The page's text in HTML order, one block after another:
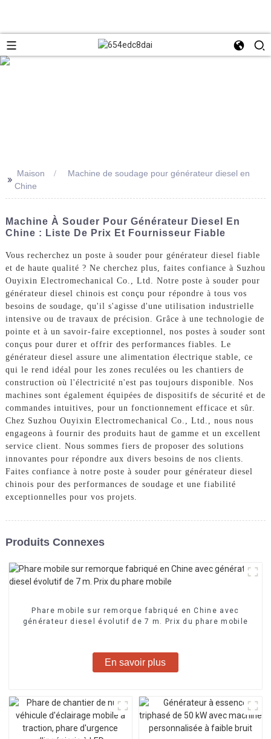
>> Maison
Machine de soudage pour générateur diesel en
Chine
Machine À Souder Pour Générateur Diesel En
Chine : Liste De Prix Et Fournisseur Fiable
Vous recherchez un poste à souder pour générateur diesel fiable
et de haute qualité ? Ne cherchez plus, faites confiance à Suzhou
Ouyixin Electromechanical Co., Ltd. Notre poste à souder pour
générateur diesel chinois est conçu pour répondre à tous vos
besoins de soudage, qu'il s'agisse d'une utilisation industrielle
intensive ou de travaux de précision. Grâce à une technologie de
pointe et à un savoir-faire exceptionnel, nos postes à souder sont
conçus pour durer et offrir des performances fiables. Le
générateur diesel assure une alimentation électrique stable, ce
qui le rend idéal pour les zones reculées ou les chantiers de
construction où l'électricité n'est pas toujours disponible. Nos
machines sont également équipées de dispositifs de sécurité et de
commandes intuitives, pour un fonctionnement efficace et sûr.
Chez Suzhou Ouyixin Electromechanical Co., Ltd., nous nous
engageons à fournir des produits haut de gamme et un excellent
service client. Nous sommes fiers de proposer des solutions
innovantes pour répondre aux divers besoins de nos clients.
Faites confiance à notre poste à souder pour générateur diesel
chinois pour des performances de soudage et une fiabilité
exceptionnelles pour vos projets.
Produits Connexes
Phare mobile sur remorque fabriqué en Chine avec
générateur diesel évolutif de 7 m. Prix du phare mobile
En savoir plus